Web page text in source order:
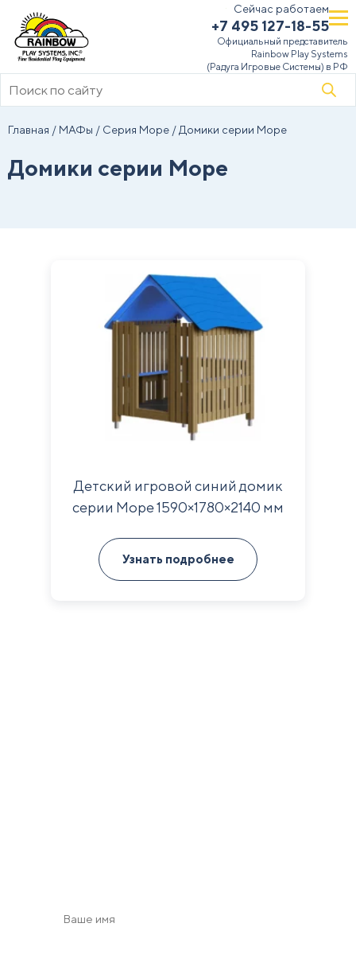
Сейчас работаем
+7 495 127-18-55
Официальный представитель
Rainbow Play Systems
(Радуга Игровые Системы) в РФ
Поиск
товаров
Главная / МАФы / Серия Море / Домики серии Море
Домики серии Море
Детский игровой синий домик
серии Море 1590×1780×2140 мм
Узнать подробнее